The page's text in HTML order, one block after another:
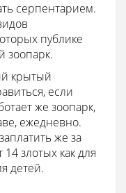
серпентарием.
публике
зоопарк.
крытый
если
же зоопарк,
ежедневно.
же за
злотых как для
детей.